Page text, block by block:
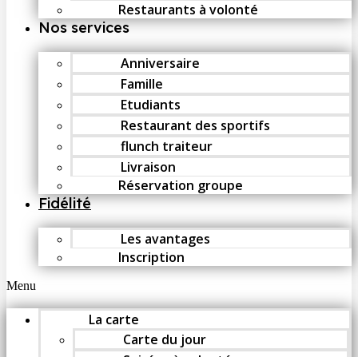
Restaurants à volonté
Nos services
Anniversaire
Famille
Etudiants
Restaurant des sportifs
flunch traiteur
Livraison
Réservation groupe
Fidélité
Les avantages
Inscription
Menu
La carte
Carte du jour